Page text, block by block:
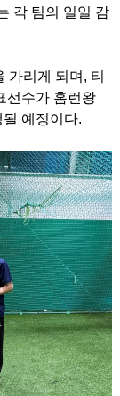
각 팀의 일일 감
가리게 되며, 티
선수가 홈런왕
예정이다.